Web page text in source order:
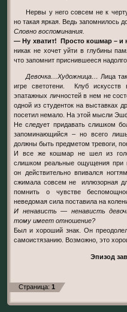
Нервы у него совсем не к черту. Наснилась полная бессмыслица –
но такая яркая. Ведь запомнилось
Словно воспоминания.
— Ну хватит! Просто кошмар – и
никак не хочет уйти в глубины
что запомнит приснившееся надолго.
Девочка…Художница… Лица
игре светотени. Клуб
эпатажных личностей в нем не
одной из студенток на выставках
посетил немало. На этой мысли
Не следует придавать слишком
запоминающийся – но всего
должны быть предметом тревоги,
И все же кошмар не шел из
слишком реальные ощущения при
он действительно впивался
сжимала совсем не иллюзорная
помнить о чувстве
неведомая сила поставила на
И ненависть — ненависть
тому имеет отношение?
Был и хороший знак. Он
самоистязанию. Возможно, это
Эпизод
Страница: 1